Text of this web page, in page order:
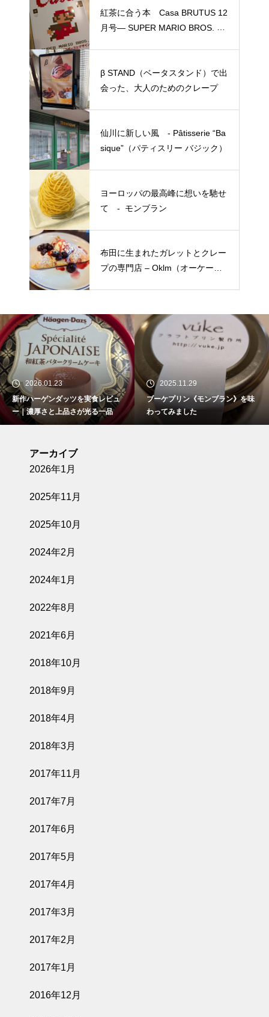
紅茶に合う本 Casa BRUTUS 12
月号― SUPER MARIO BROS. と
β STAND（ベータスタンド）で出
会った、大人のためのクレープ
仙川に新しい風 - Pâtisserie “Ba
sique”（パティスリー バジック）
ヨーロッパの最高峰に想いを馳せ
て - モンブラン
布田に生まれたガレットとクレー
プの専門店 – Oklm（オーケーエ
2026.01.23
新作ハーゲンダッツを実食レビュ
ー｜濃厚さと上品さが光る一品
2025.11.29
ブーケプリン《モンブラン》を味
わってみました
アーカイブ
2026年1月
2025年11月
2025年10月
2024年2月
2024年1月
2022年8月
2021年6月
2018年10月
2018年9月
2018年4月
2018年3月
2017年11月
2017年7月
2017年6月
2017年5月
2017年4月
2017年3月
2017年2月
2017年1月
2016年12月